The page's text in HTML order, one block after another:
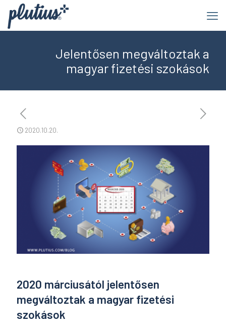
Jelentősen megváltoztak a
magyar fizetési szokások
2020.10.20.
2020 márciusától jelentősen
megváltoztak a magyar fizetési
szokások